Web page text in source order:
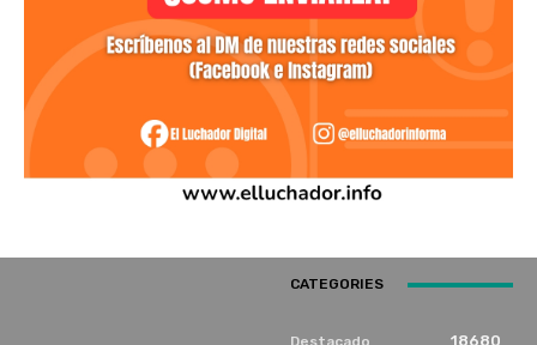
CATEGORIES
Destacado 18680